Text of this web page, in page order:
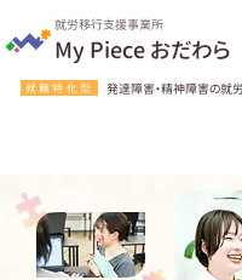
就労移行支援事業所
My Piece おだわら
就職特化型 発達障害・精神障害の就